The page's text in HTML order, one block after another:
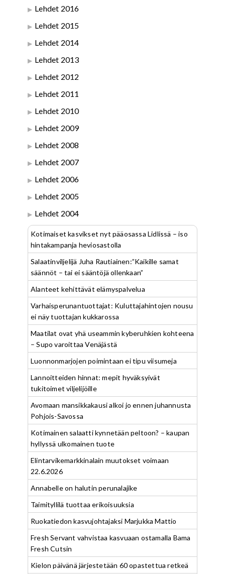
Lehdet 2016
Lehdet 2015
Lehdet 2014
Lehdet 2013
Lehdet 2012
Lehdet 2011
Lehdet 2010
Lehdet 2009
Lehdet 2008
Lehdet 2007
Lehdet 2006
Lehdet 2005
Lehdet 2004
Kotimaiset kasvikset nyt pääosassa Lidlissä – iso
hintakampanja heviosastolla
Salaatinviljelijä Juha Rautiainen:”Kaikille samat
säännöt – tai ei sääntöjä ollenkaan”
Alanteet kehittävät elämyspalvelua
Varhaisperunantuottajat: Kuluttajahintojen nousu
ei näy tuottajan kukkarossa
Maatilat ovat yhä useammin kyberuhkien kohteena
– Supo varoittaa Venäjästä
Luonnonmarjojen poimintaan ei tipu viisumeja
Lannoitteiden hinnat: mepit hyväksyivät
tukitoimet viljelijöille
Avomaan mansikkakausi alkoi jo ennen juhannusta
Pohjois-Savossa
Kotimainen salaatti kynnetään peltoon? – kaupan
hyllyssä ulkomainen tuote
Elintarvikemarkkinalain muutokset voimaan
22.6.2026
Annabelle on halutin perunalajike
Taimityllilä tuottaa erikoisuuksia
Ruokatiedon kasvujohtajaksi Marjukka Mattio
Fresh Servant vahvistaa kasvuaan ostamalla Bama
Fresh Cutsin
Kielon päivänä järjestetään 60 opastettua retkeä